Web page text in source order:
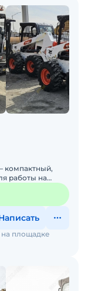
компактный,
работы на
и фермах.
на площадке